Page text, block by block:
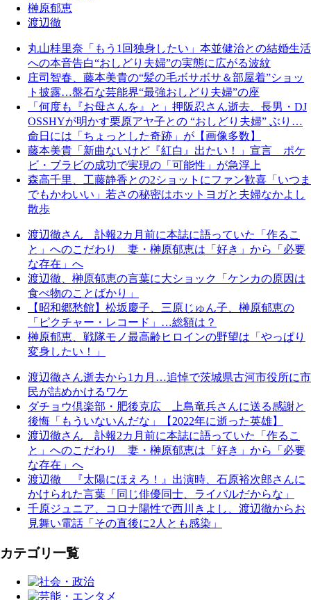
榊原郁恵
渡辺徹
丸山桂里奈「もう1回独身したい」本並健治との結婚生活
への本音告白“おしどり夫婦”の実態に広がる波紋
庄司智春、藤本美貴の“髪の毛ボサボサ＆部屋着”ショッ
ト披露…盤石な芸能界“最強おしどり夫婦”の座
「何度も『お母さんを』と」押阪忍さん逝去、長男・DJ
OSSHYが明かす栗原アヤ子との “おしどり夫婦” ぶり…
命日には「ちょっとした奇跡」が【画像多数】
藤本美貴「新曲ないけど『紅白』出たい！」宣言 ポケ
ビ・ブラビの成功で実現の「可能性」が急浮上
森高千里、工藤静香との2ショットにファン歓喜「いつま
でもかわいい」若さの秘密はホットヨガと夫婦なかよし
散歩
渡辺徹さん 訃報2カ月前に本誌に語っていた「作るこ
と」へのこだわり 妻・榊原郁恵は「好き」から「必要
な存在」へ
渡辺徹、榊原郁恵の言葉に大ショック「ケンカの原因は
食べ物のことばかり」
【昭和郷愁館】松坂慶子、三原じゅん子、榊原郁恵の
「ピクチャー・レコード」…総額は？
榊原郁恵、戦隊モノ最高齢ヒロインの野望は「やっぱり
変身したい！」
渡辺徹さん逝去から1カ月…追悼で茨城県古河市役所に市
民が詰めかけるワケ
ダチョウ倶楽部・肥後克広 上島竜兵さんに送る感謝と
後悔「もういないんだな」【2022年に逝った英雄】
渡辺徹さん 訃報2カ月前に本誌に語っていた「作るこ
と」へのこだわり 妻・榊原郁恵は「好き」から「必要
な存在」へ
渡辺徹 『太陽にほえろ！』出演時、石原裕次郎さんに
かけられた言葉「同じ俳優同士、ライバルだからな」
千原ジュニア、コロナ陽性で西川きよし、渡辺徹からお
見舞い電話「その直後に2人とも感染」
カテゴリ一覧